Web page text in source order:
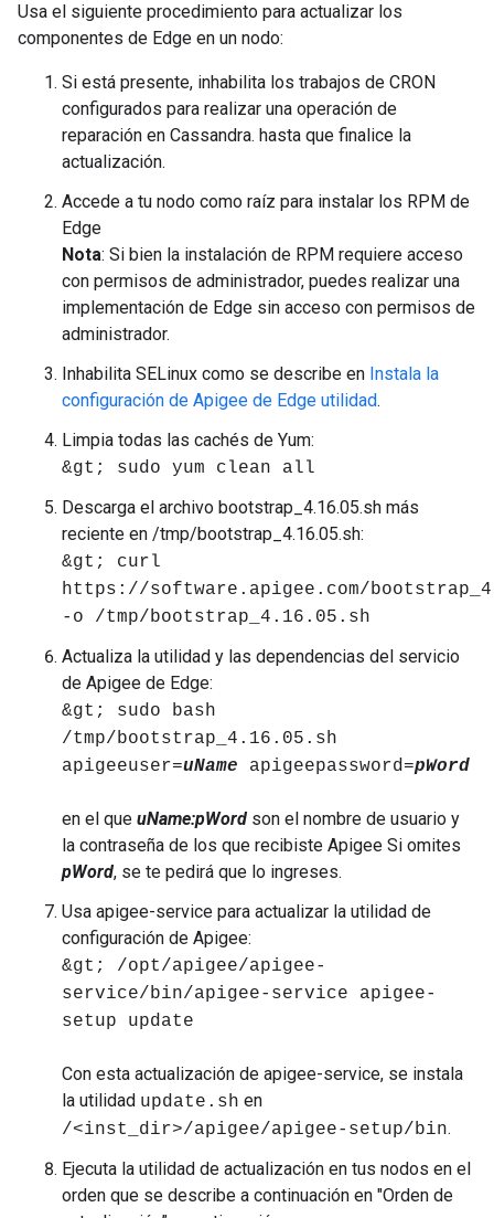
Usa el siguiente procedimiento para actualizar los
componentes de Edge en un nodo:
Si está presente, inhabilita los trabajos de CRON
configurados para realizar una operación de
reparación en Cassandra. hasta que finalice la
actualización.
Accede a tu nodo como raíz para instalar los RPM de
Edge
Nota: Si bien la instalación de RPM requiere acceso
con permisos de administrador, puedes realizar una
implementación de Edge sin acceso con permisos de
administrador.
Inhabilita SELinux como se describe en Instala la
configuración de Apigee de Edge utilidad.
Limpia todas las cachés de Yum:
&gt; sudo yum clean all
Descarga el archivo bootstrap_4.16.05.sh más
reciente en /tmp/bootstrap_4.16.05.sh:
&gt; curl
https://software.apigee.com/
-o /tmp/bootstrap_4.16.05.sh
Actualiza la utilidad y las dependencias del servicio
de Apigee de Edge:
&gt; sudo bash
/tmp/bootstrap_4.16.05.sh
apigeeuser=uName apigeepassword=pWord
en el que uName:pWord son el nombre de usuario y
la contraseña de los que recibiste Apigee Si omites
pWord, se te pedirá que lo ingreses.
Usa apigee-service para actualizar la utilidad de
configuración de Apigee:
&gt; /opt/apigee/apigee-
service/bin/apigee-service apigee-
setup update
Con esta actualización de apigee-service, se instala
la utilidad update.sh en
/<inst_dir>/apigee/apigee-setup/bin.
Ejecuta la utilidad de actualización en tus nodos en el
orden que se describe a continuación en "Orden de